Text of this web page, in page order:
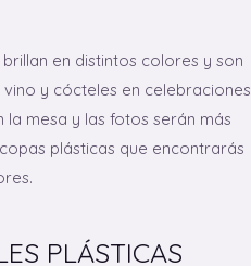
brillan en distintos colores y son
y cócteles en celebraciones
mesa y las fotos serán más
plásticas que encontrarás
PLÁSTICAS